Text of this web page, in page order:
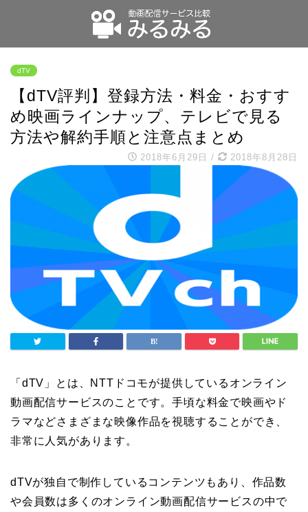
dTV
【dTV評判】登録方法・料金・おすす
め映画ラインナップ、テレビで見る
方法や解約手順と注意点まとめ
2018年6月29日 / 2018年8月28日
「dTV」とは、NTTドコモが提供しているオンライン
動画配信サービスのことです。手頃な料金で映画やド
ラマなどさまざまな映像作品を視聴することができ、
非常に人気があります。
dTVが独自で制作しているコンテンツもあり、作品数
や会員数は多くのオンライン動画配信サービスの中で